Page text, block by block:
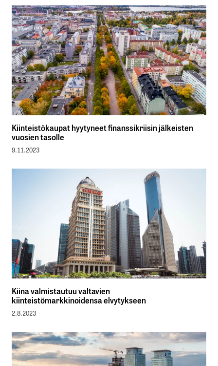
Kiinteistökaupat hyytyneet finanssikriisin jälkeisten
vuosien tasolle
9.11.2023
Kiina valmistautuu valtavien
kiinteistömarkkinoidensa elvytykseen
2.8.2023